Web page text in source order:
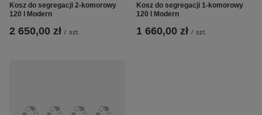
Kosz do segregacji 2-komorowy
120 l Modern
2 650,00 zł / szt.
Kosz do segregacji 1-komorowy
120 l Modern
1 660,00 zł / szt.